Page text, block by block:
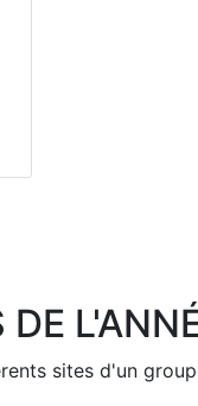
sites d'un